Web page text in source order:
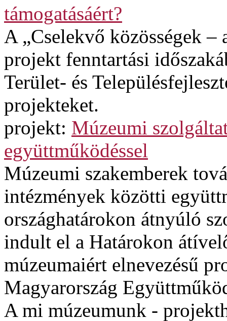
támogatásáért?
A „Cselekvő közösségek –
projekt fenntartási
Terület- és
projekteket.
projekt: Múzeumi
együttműködéssel
Múzeumi szakemberek
intézmények közötti
országhatárokon átnyúló
indult el a Határokon
múzeumaiért elnevezésű
Magyarország
A mi múzeumunk -